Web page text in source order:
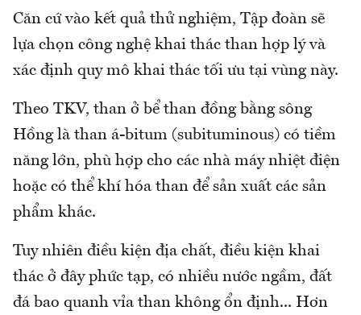
Căn cứ vào kết quả thử nghiệm, Tập đoàn sẽ
lựa chọn công nghệ khai thác than hợp lý và
xác định quy mô khai thác tối ưu tại vùng này.
Theo TKV, than ở bể than đồng bằng sông
Hồng là than á-bitum (subituminous) có tiềm
năng lớn, phù hợp cho các nhà máy nhiệt điện
hoặc có thể khí hóa than để sản xuất các sản
phẩm khác.
Tuy nhiên điều kiện địa chất, điều kiện khai
thác ở đây phức tạp, có nhiều nước ngầm, đất
đá bao quanh vỉa than không ổn định... Hơn